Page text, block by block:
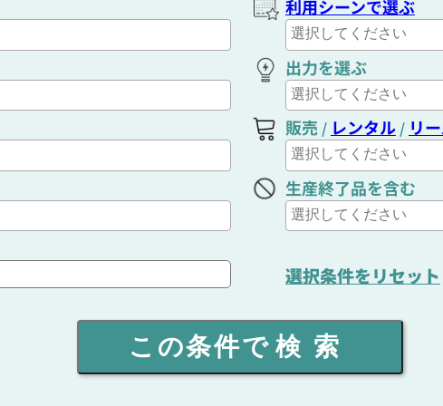
利用シーンで選ぶ
出力を選ぶ
販売 / レンタル / リ
生産終了品を含む
選択条件をリセット
この条件で 検索